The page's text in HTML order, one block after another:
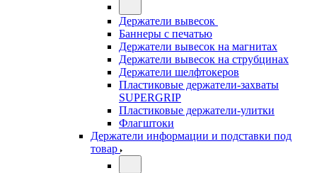
Держатели вывесок
Баннеры с печатью
Держатели вывесок на магнитах
Держатели вывесок на струбцинах
Держатели шелфтокеров
Пластиковые держатели-захваты
SUPERGRIP
Пластиковые держатели-улитки
Флагштоки
Держатели информации и подставки под
товар